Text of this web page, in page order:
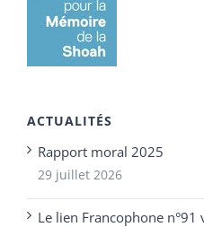
ACTUALITÉS
Rapport moral 2025
29 juillet 2026
Le lien Francophone